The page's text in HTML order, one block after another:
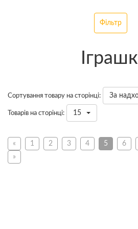
Фільтр
Сортування товару на сторінці: За
Товарів на сторінці: 15
« 1 2 3 4 5 6
»